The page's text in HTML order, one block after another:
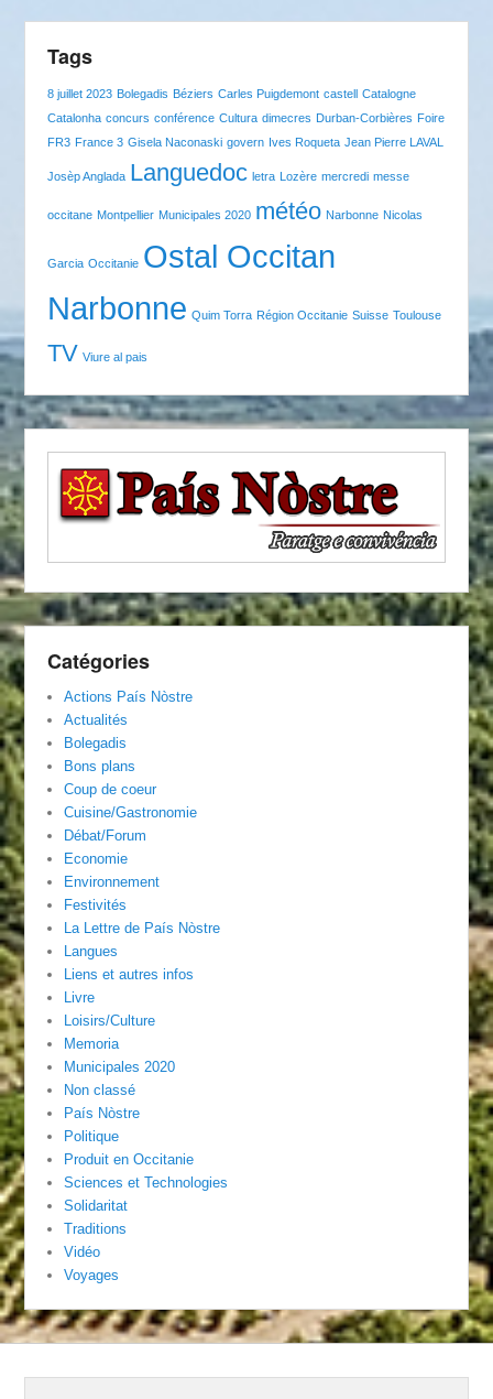
Tags
8 juillet 2023 Bolegadis Béziers Carles Puigdemont castell Catalogne
Catalonha concurs conférence Cultura dimecres Durban-Corbières Foire
FR3 France 3 Gisela Naconaski govern Ives Roqueta Jean Pierre LAVAL
Josèp Anglada Languedoc letra Lozère mercredi messe
occitane Montpellier Municipales 2020 météo Narbonne Nicolas
Garcia Occitanie Ostal Occitan
Narbonne Quim Torra Région Occitanie Suisse Toulouse
TV Viure al pais
Catégories
Actions País Nòstre
Actualités
Bolegadis
Bons plans
Coup de coeur
Cuisine/Gastronomie
Débat/Forum
Economie
Environnement
Festivités
La Lettre de País Nòstre
Langues
Liens et autres infos
Livre
Loisirs/Culture
Memoria
Municipales 2020
Non classé
País Nòstre
Politique
Produit en Occitanie
Sciences et Technologies
Solidaritat
Traditions
Vidéo
Voyages